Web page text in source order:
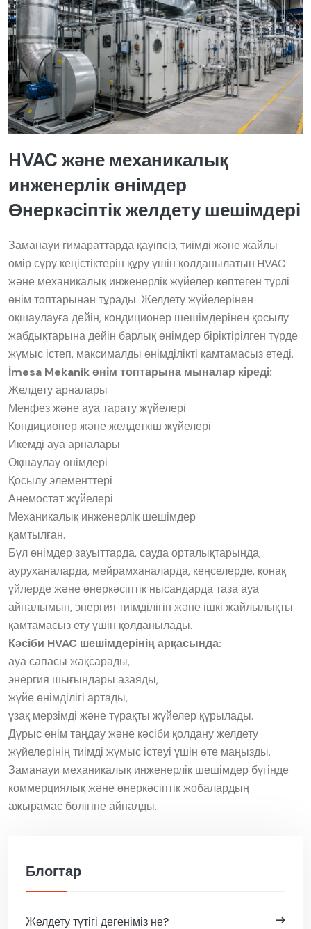
HVAC және механикалық
инженерлік өнімдер
Өнеркәсіптік желдету шешімдері
Заманауи ғимараттарда қауіпсіз, тиімді және жайлы
өмір сүру кеңістіктерін құру үшін қолданылатын HVAC
және механикалық инженерлік жүйелер көптеген түрлі
өнім топтарынан тұрады. Желдету жүйелерінен
оқшаулауға дейін, кондиционер шешімдерінен қосылу
жабдықтарына дейін барлық өнімдер біріктірілген түрде
жұмыс істеп, максималды өнімділікті қамтамасыз етеді.
İmesa Mekanik өнім топтарына мыналар кіреді:
Желдету арналары
Менфез және ауа тарату жүйелері
Кондиционер және желдеткіш жүйелері
Икемді ауа арналары
Оқшаулау өнімдері
Қосылу элементтері
Анемостат жүйелері
Механикалық инженерлік шешімдер
қамтылған.
Бұл өнімдер зауыттарда, сауда орталықтарында,
ауруханаларда, мейрамханаларда, кеңселерде, қонақ
үйлерде және өнеркәсіптік нысандарда таза ауа
айналымын, энергия тиімділігін және ішкі жайлылықты
қамтамасыз ету үшін қолданылады.
Кәсіби HVAC шешімдерінің арқасында:
ауа сапасы жақсарады,
энергия шығындары азаяды,
жүйе өнімділігі артады,
ұзақ мерзімді және тұрақты жүйелер құрылады.
Дұрыс өнім таңдау және кәсіби қолдану желдету
жүйелерінің тиімді жұмыс істеуі үшін өте маңызды.
Заманауи механикалық инженерлік шешімдер бүгінде
коммерциялық және өнеркәсіптік жобалардың
ажырамас бөлігіне айналды.
Блогтар
Желдету түтігі дегеніміз не?